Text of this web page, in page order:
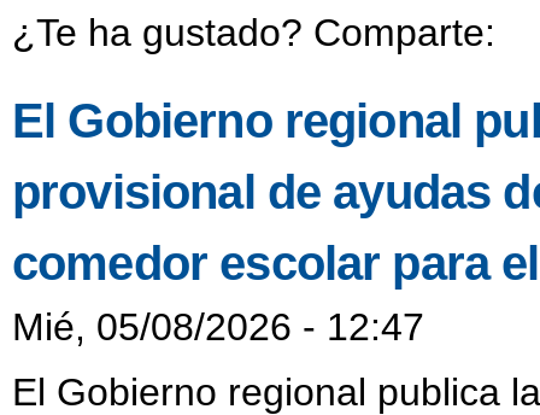
¿Te ha gustado? Comparte:
El Gobierno regional
provisional de ayudas
comedor escolar para
Mié, 05/08/2026 - 12:47
El Gobierno regional publica